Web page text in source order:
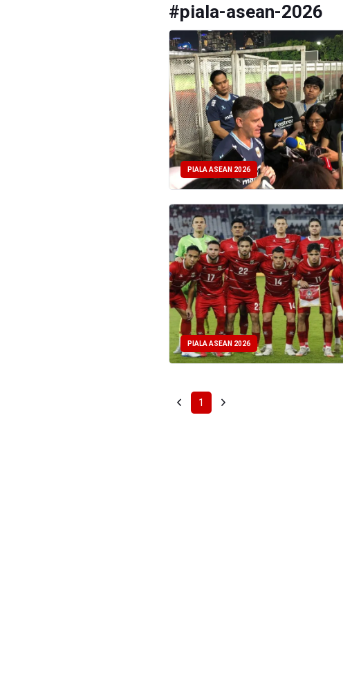
#piala-asean-2026
PIALA ASEAN 2026
PIALA ASEAN 2026
1